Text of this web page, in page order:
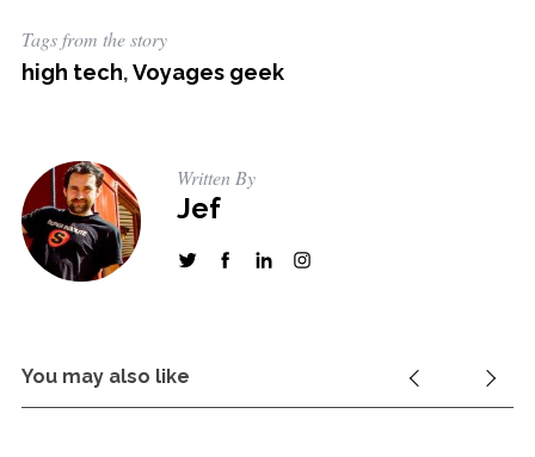
Tags from the story
high tech,Voyages geek
Written By
Jef
You may also like